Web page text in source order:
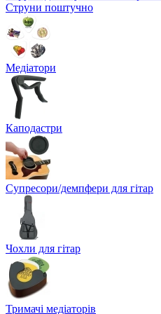
Струни поштучно
Медіатори
Каподастри
Супресори/демпфери для гітар
Чохли для гітар
Тримачі медіаторів